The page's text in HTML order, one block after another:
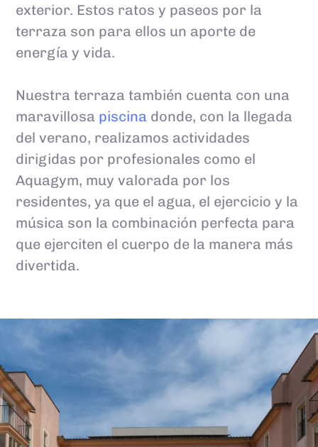
exterior. Estos ratos y paseos por la
terraza son para ellos un aporte de
energía y vida.
Nuestra terraza también cuenta con una
maravillosa piscina donde, con la llegada
del verano, realizamos actividades
dirigidas por profesionales como el
Aquagym, muy valorada por los
residentes, ya que el agua, el ejercicio y la
música son la combinación perfecta para
que ejerciten el cuerpo de la manera más
divertida.